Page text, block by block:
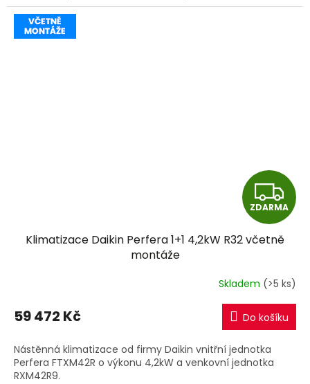
Z
D
A
R
M
A
ZDARMA
Klimatizace Daikin Perfera 1+1 4,2kW R32 včetně
montáže
Skladem (>5 ks)
59 472 Kč Do košíku
Nástěnná klimatizace od firmy Daikin vnitřní jednotka
Perfera FTXM42R o výkonu 4,2kW a venkovní jednotka
RXM42R9.